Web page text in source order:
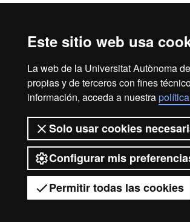
Este sitio web usa
La web de la Universitat Autònoma
propias y de terceros con fines
información, acceda a nuestra
Solo usar cookies
Configurar mis
Permitir todas las cookies